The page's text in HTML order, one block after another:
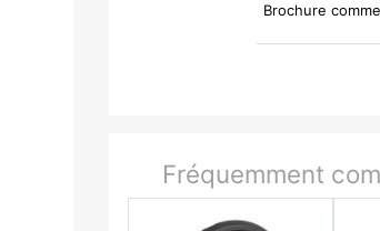
Brochure
Fréquemment